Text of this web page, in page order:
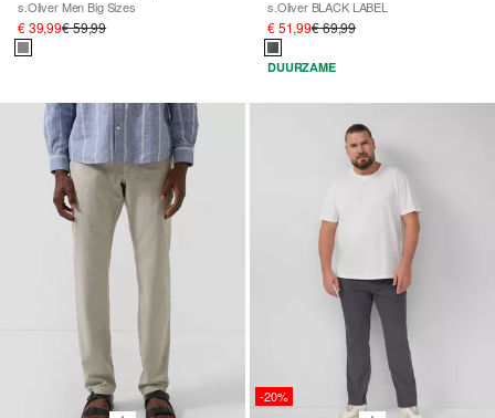
s.Oliver Men Big Sizes
€ 39,99€ 59,99
s.Oliver BLACK LABEL
€ 51,99€ 69,99
DUURZAME
-20%